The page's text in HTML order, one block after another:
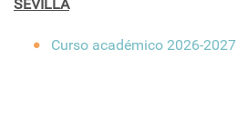
SEVILLA
Curso académico 2026-2027